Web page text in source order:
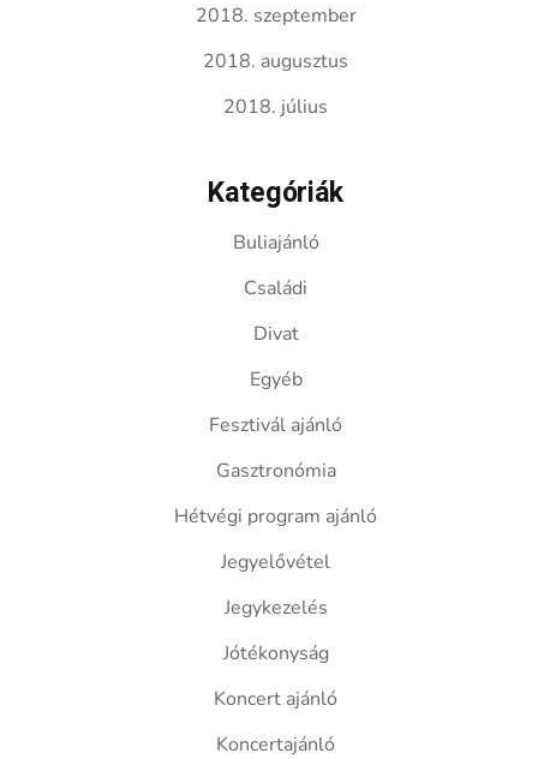
2018. szeptember
2018. augusztus
2018. július
Kategóriák
Buliajánló
Családi
Divat
Egyéb
Fesztivál ajánló
Gasztronómia
Hétvégi program ajánló
Jegyelővétel
Jegykezelés
Jótékonyság
Koncert ajánló
Koncertajánló